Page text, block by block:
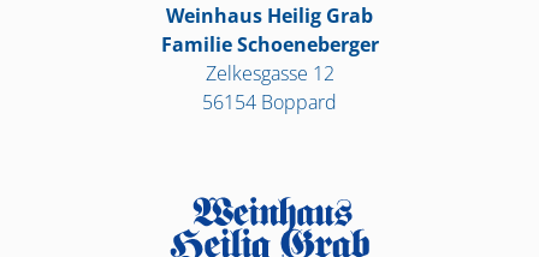
Weinhaus Heilig Grab
Familie Schoeneberger
Zelkesgasse 12
56154 Boppard